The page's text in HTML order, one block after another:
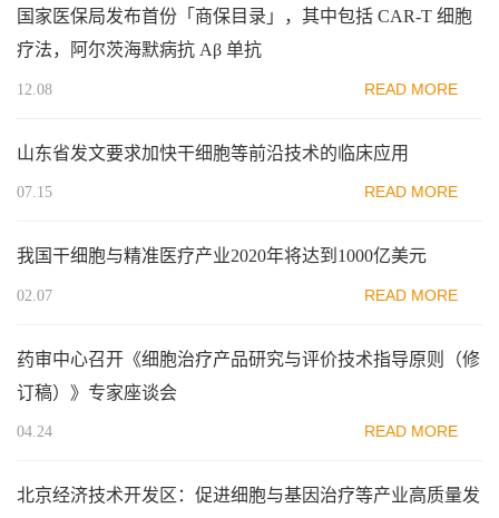
国家医保局发布首份「商保目录」，其中包括 CAR-T 细胞
疗法，阿尔茨海默病抗 Aβ 单抗
12.08 READ MORE
山东省发文要求加快干细胞等前沿技术的临床应用
07.15 READ MORE
我国干细胞与精准医疗产业2020年将达到1000亿美元
02.07 READ MORE
药审中心召开《细胞治疗产品研究与评价技术指导原则（修
订稿）》专家座谈会
04.24 READ MORE
北京经济技术开发区：促进细胞与基因治疗等产业高质量发